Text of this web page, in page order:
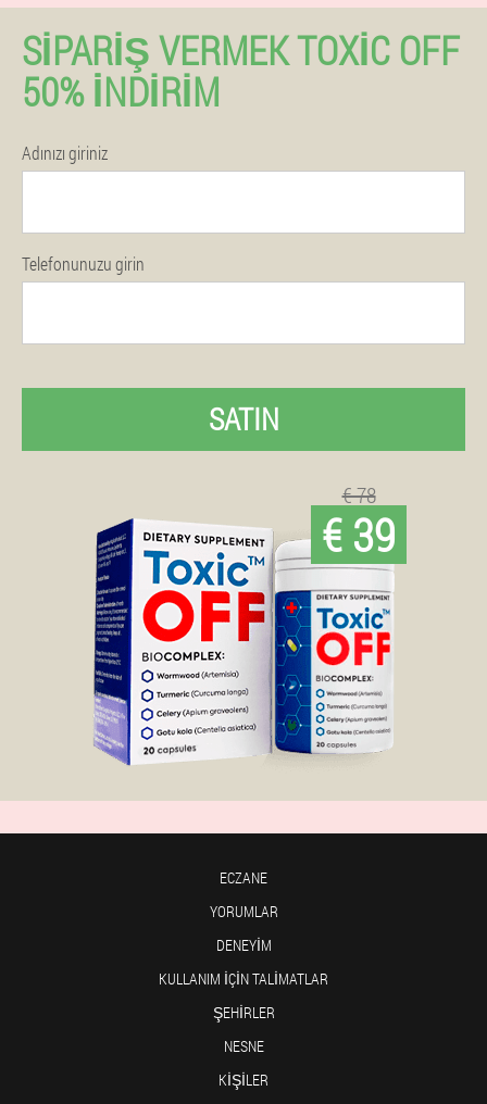
SIPARIŞ VERMEK TOXIC OFF
50% İNDIRIM
Adınızı giriniz
Telefonunuzu girin
SATIN
€ 78
€ 39
ECZANE
YORUMLAR
DENEYIM
KULLANIM IÇIN TALIMATLAR
ŞEHIRLER
NESNE
KIŞILER